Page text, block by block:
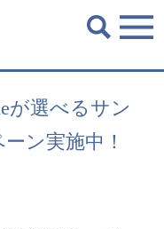
が選べるサン
ン実施中！